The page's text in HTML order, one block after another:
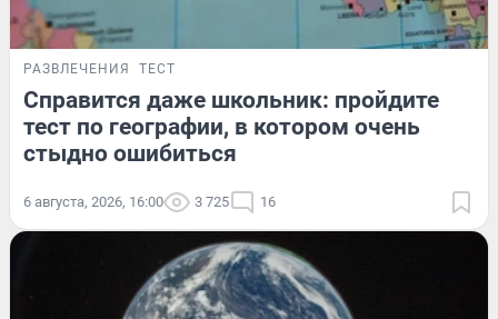
РАЗВЛЕЧЕНИЯ ТЕСТ
Справится даже школьник: пройдите
тест по географии, в котором очень
стыдно ошибиться
6 августа, 2026, 16:00 3 725 16